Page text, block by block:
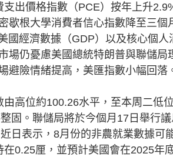
價格指數（PCE）按年上升
歇根大學消費者信心指數降至三
國經濟數據（GDP）以及核心個
場仍憂慮美國總統特朗普與聯儲
避險情緒提高，美匯指數小幅回落
位約100.26水平，至本周二低
固。聯儲局將於今個月17日舉行
日表示，8月份的非農就業數據可
0.25厘，並預計美國會在2025年